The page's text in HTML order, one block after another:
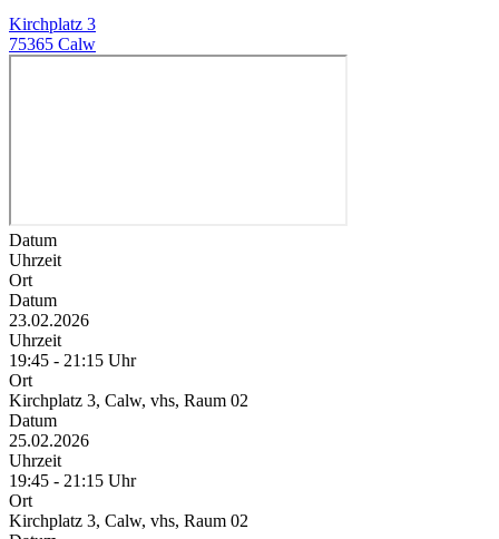
Kirchplatz 3
75365 Calw
Datum
Uhrzeit
Ort
Datum
23.02.2026
Uhrzeit
19:45 - 21:15 Uhr
Ort
Kirchplatz 3, Calw, vhs, Raum 02
Datum
25.02.2026
Uhrzeit
19:45 - 21:15 Uhr
Ort
Kirchplatz 3, Calw, vhs, Raum 02